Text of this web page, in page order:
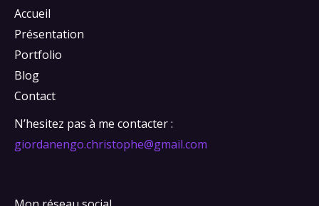
Accueil
Présentation
Portfolio
Blog
Contact
N’hesitez pas à me contacter :
giordanengo.christophe@gmail.com